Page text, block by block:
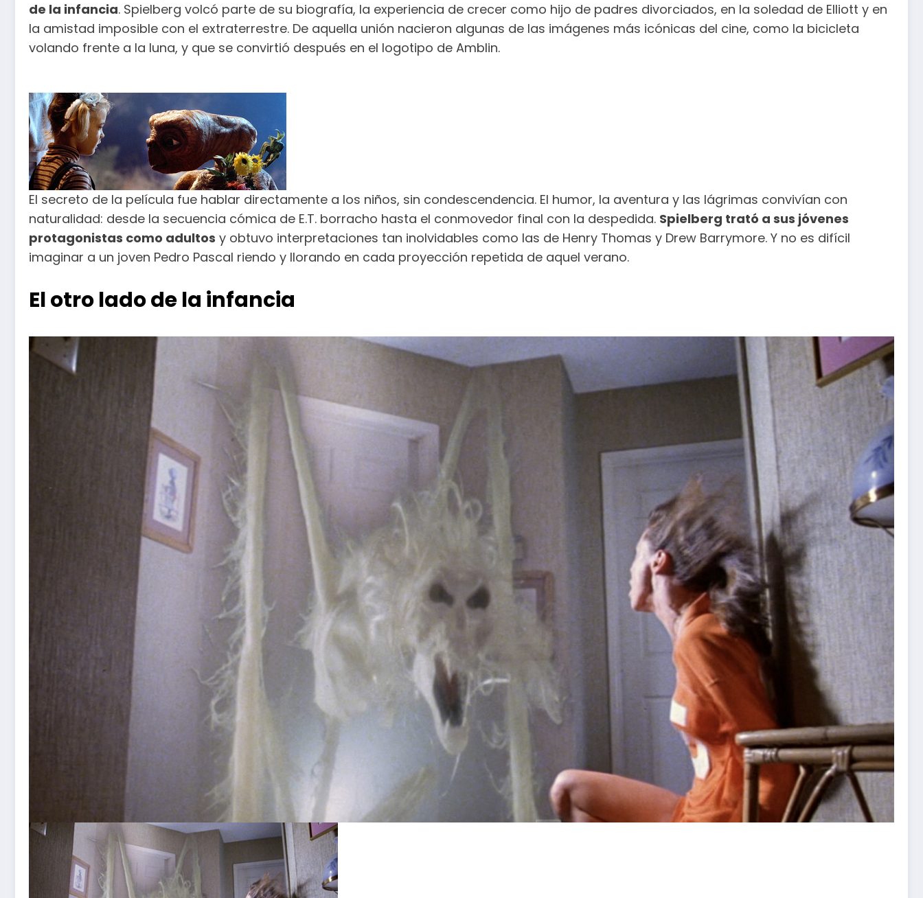
de la infancia. Spielberg volcó parte de su biografía, la experiencia de crecer como hijo de padres divorciados, en la soledad de Elliott y en
la amistad imposible con el extraterrestre. De aquella unión nacieron algunas de las imágenes más icónicas del cine, como la bicicleta
volando frente a la luna, y que se convirtió después en el logotipo de Amblin.
El secreto de la película fue hablar directamente a los niños, sin condescendencia. El humor, la aventura y las lágrimas convivían con
naturalidad: desde la secuencia cómica de E.T. borracho hasta el conmovedor final con la despedida. Spielberg trató a sus jóvenes
protagonistas como adultos y obtuvo interpretaciones tan inolvidables como las de Henry Thomas y Drew Barrymore. Y no es difícil
imaginar a un joven Pedro Pascal riendo y llorando en cada proyección repetida de aquel verano.
El otro lado de la infancia